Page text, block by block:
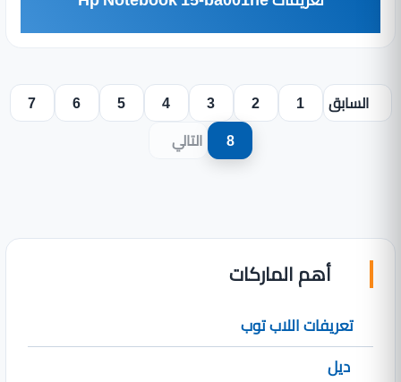
السابق 1
2
3
4
5
6
7
8
التالي
أهم الماركات
تعريفات اللاب توب
ديل